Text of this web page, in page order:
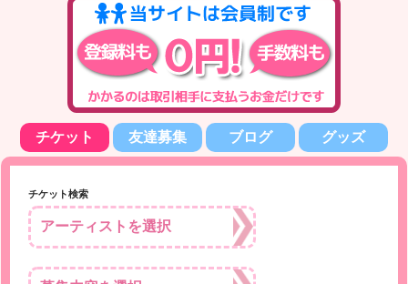
チケット 友達募集 ブログ グッズ
チケット検索